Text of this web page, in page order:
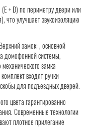
+ D) по периметру двери или
что улучшает звукоизоляцию
замок: , основной
домофонной системы,
замка
входят ручки
для подъездных дверей.
цвета гарантированно
Современные технологии
плотное прилегание